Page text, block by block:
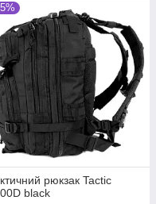
рюкзак Tactic
black